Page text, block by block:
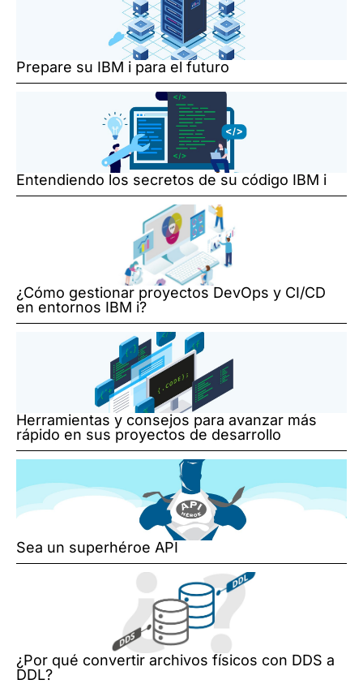
Prepare su IBM i para el futuro
Entendiendo los secretos de su código IBM i
¿Cómo gestionar proyectos DevOps y CI/CD
en entornos IBM i?
Herramientas y consejos para avanzar más
rápido en sus proyectos de desarrollo
Sea un superhéroe API
¿Por qué convertir archivos físicos con DDS a
DDL?